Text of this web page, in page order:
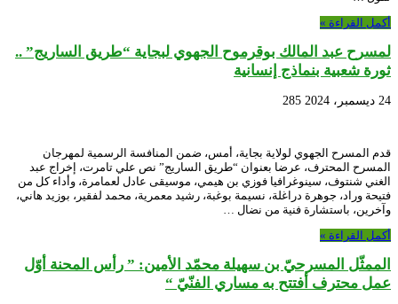
أكمل القراءة »
لمسرح عبد المالك بوقرموح الجهوي لبجاية “طريق الساريج” ..
ثورة شعبية بنماذج إنسانية
24 ديسمبر، 2024 285
قدم المسرح الجهوي لولاية بجاية، أمس، ضمن المنافسة الرسمية لمهرجان
المسرح المحترف، عرضا بعنوان “طريق الساريج” نص علي تامرت، إخراج عبد
الغني شنتوف، سينوغرافيا فوزي بن هيمي، موسيقى عادل لعمامرة، وأداء كل من
فتيحة وراد، جوهرة دراغلة، نسيمة بوغبة، رشيد معمرية، محمد لفقير، بوزيد هاني،
وآخرين، باستشارة فنية من نضال …
أكمل القراءة »
الممثّل المسرحيّ بن سهيلة محمّد الأمين: ” رأس المحنة أوّل
عمل محترف أفتتح به مساري الفنّيّ “